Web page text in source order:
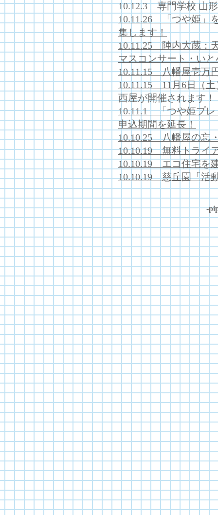
10.12.3 専門学校 山
10.11.26 「つや姫」
集します！
10.11.25 陣内大蔵：
マスコンサート・い
10.11.15 八幡屋壱万
10.11.15 11月6日（
西屋が開催されます！
10.11.1 「つや姫プレ
申込期間を延長！
10.10.25 八幡屋の忘
10.10.19 無料トライ
10.10.19 エコ住宅を
10.10.19 慈丘園「活
-